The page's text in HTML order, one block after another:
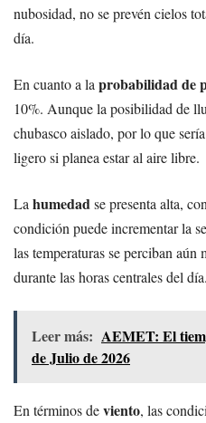
nubosidad, no se prevén cielos
día.
En cuanto a laprobabilidad de
10%. Aunque la posibilidad de
chubasco aislado, por lo que
ligero si planea estar al aire libre.
Lahumedadse presenta alta,
condición puede incrementar la
las temperaturas se perciban aún
durante las horas centrales del día.
Leer más: AEMET: El
de Julio de 2026
En términos deviento, las